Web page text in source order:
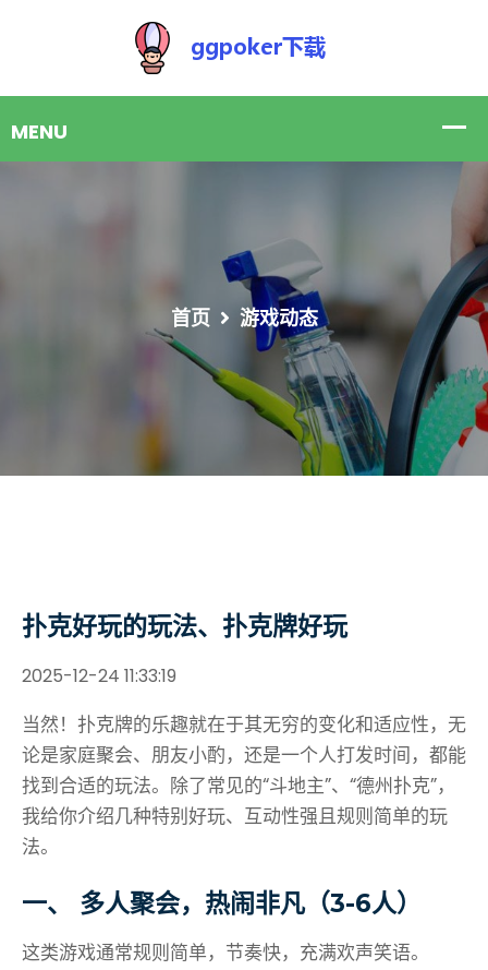
首页 游戏动态
扑克好玩的玩法、扑克牌好玩
2025-12-24 11:33:19
当然！扑克牌的乐趣就在于其无穷的变化和适应性，无
论是家庭聚会、朋友小酌，还是一个人打发时间，都能
找到合适的玩法。除了常见的“斗地主”、“德州扑克”，
我给你介绍几种特别好玩、互动性强且规则简单的玩
法。
一、 多人聚会，热闹非凡（3-6人）
这类游戏通常规则简单，节奏快，充满欢声笑语。